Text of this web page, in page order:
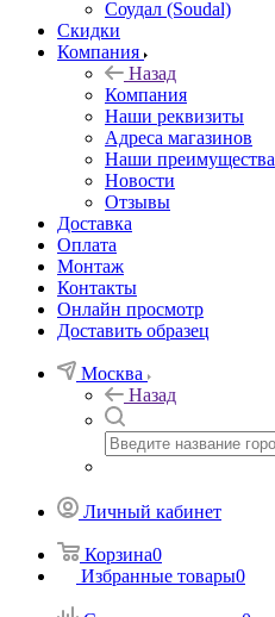
Соудал (Soudal)
Скидки
Компания
Назад
Компания
Наши реквизиты
Адреса магазинов
Наши преимущества
Новости
Отзывы
Доставка
Оплата
Монтаж
Контакты
Онлайн просмотр
Доставить образец
Москва
Назад
Личный кабинет
Корзина0
Избранные товары0